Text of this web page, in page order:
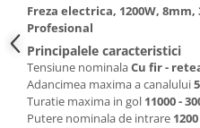
Masini de Spalat Rufe &
Accesorii masini de spalat &
uscatoare
Masini automate de spalat
Masini de spalat rufe cu
Freza electrica, 1200W, 8mm,
Profesional
Principalele caracteristici
Tensiune nominalaCu fir -
Adancimea maxima a canalului
Turatie maxima in gol 11000 -
Putere nominala de intrare 1200